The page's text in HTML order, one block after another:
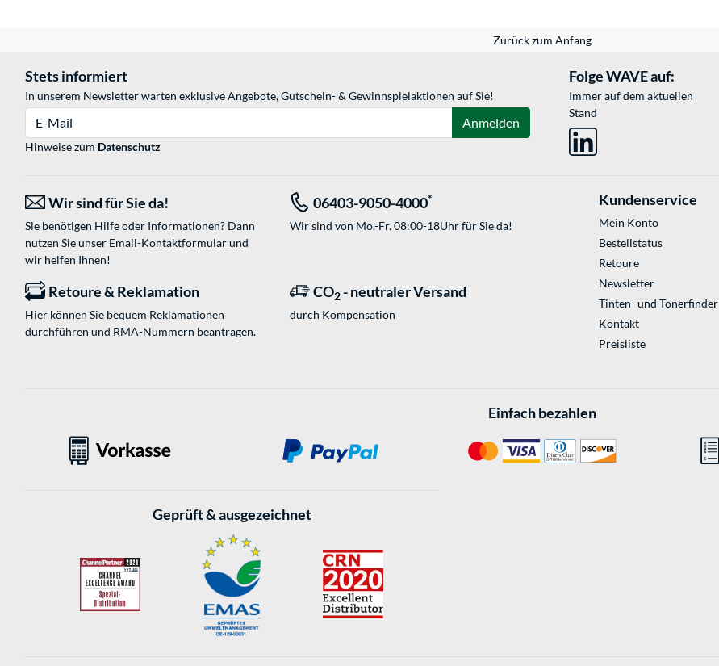
Zurück zum Anfang
Stets informiert
In unserem Newsletter warten exklusive Angebote, Gutschein- & Gewinnspielaktionen auf Sie!
Anmelden
Hinweise zum Datenschutz
Folge WAVE auf:
Immer auf dem aktuellen
Stand
Wir sind für Sie da!
Sie benötigen Hilfe oder Informationen? Dann
nutzen Sie unser Email-Kontaktformularund
wir helfen Ihnen!
06403-9050-4000*
Wir sind von Mo.-Fr. 08:00-18Uhr für Sie da!
Retoure & Reklamation
Hier können Sie bequem Reklamationen
durchführen und RMA-Nummern beantragen.
CO2 - neutraler Versand
durch Kompensation
Kundenservice
Mein Konto
Bestellstatus
Retoure
Newsletter
Tinten- und Tonerfinder
Kontakt
Preisliste
Einfach bezahlen
Geprüft & ausgezeichnet